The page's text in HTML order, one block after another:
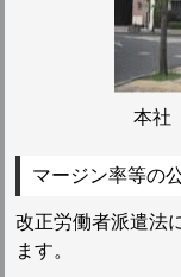
本社
マージン率等の
改正労働者派遣法
ます。